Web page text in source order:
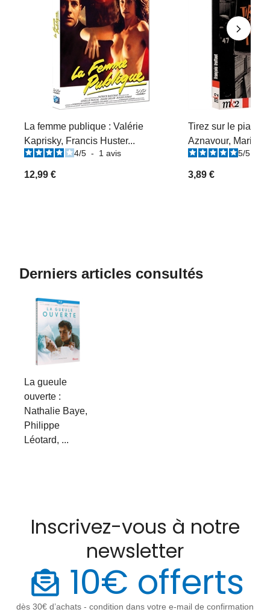
La femme publique : Valérie
Kaprisky, Francis Huster...
4/5 - 1 avis
12,99 €
Tirez sur le
Aznavour, Marie
5/5
3,89 €
Derniers articles consultés
La gueule
ouverte :
Nathalie Baye,
Philippe
Léotard, ...
Inscrivez-vous à notre
newsletter
10€ offerts
dès 30€ d’achats - condition dans votre e-mail de confirmation